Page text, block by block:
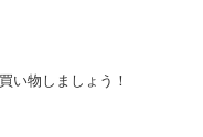
い物しましょう！